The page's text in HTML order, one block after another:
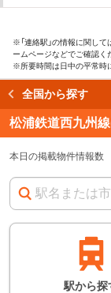
※ 「連絡駅」の情報に関して
ームページなどでご確認く
※所要時間は日中の平常時
読み込み中…
始 始発駅 急
は、鉄道会社のホーム
ページなどでご確認く
常時にかかる時間の平
全国から探す
松浦鉄道西九州
本日の掲載物件情報数
駅から探